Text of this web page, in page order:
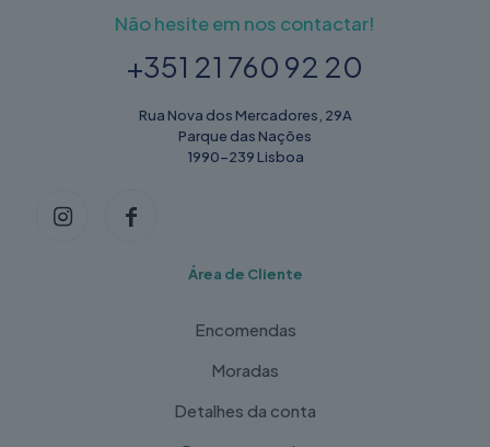
Não hesite em nos contactar!
+351 21 760 92 20
Rua Nova dos Mercadores, 29A
Parque das Nações
1990-239 Lisboa
Área de Cliente
Encomendas
Moradas
Detalhes da conta